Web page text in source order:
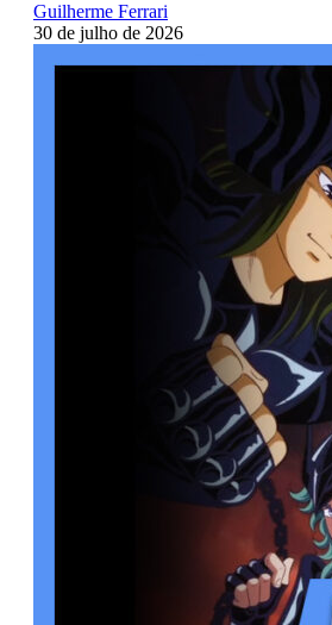
Guilherme Ferrari
30 de julho de 2026